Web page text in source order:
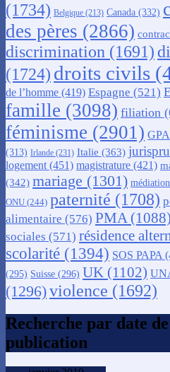
(1734) Belgique (213) Canada (332)
des pères (2866)
discrimination (1691)
(1724) droits civils
de l’homme (419) Espagne (521)
famille (3098) filiation
féminisme (2901) GPA
(313) Irlande (231) Italie (363)
logement (451) magistrature (421)
(342) mariage (1301)
ONU (244) paternité (1708)
alimentaire (576) PMA (1088)
sociales (571) résidence
scolarité (1394) SOS PAPA
(295) Suisse (296) UK (1102)
(1296)violence (1692)
Recherche par date de
publication